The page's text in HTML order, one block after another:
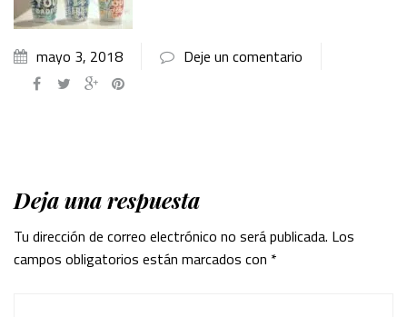
mayo 3, 2018 Deje un comentario
Deja una respuesta
Tu dirección de correo electrónico no será publicada. Los
campos obligatorios están marcados con *